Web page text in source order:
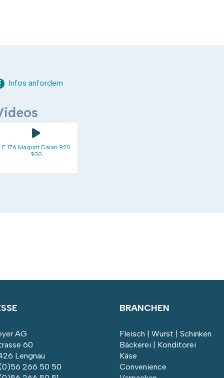
Infos anfordern
F 176 Magurit Galan 920
930
AG
60
Lengnau
266 50 50
BRANCHEN
Fleisch | Wurst | Schinken
Bäckerei | Konditorei
Käse
Convenience